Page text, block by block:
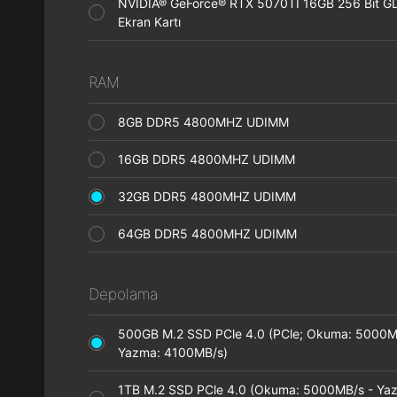
NVIDIA® GeForce® RTX 5070TI 16GB 256 Bit
Ekran Kartı
RAM
8GB DDR5 4800MHZ UDIMM
16GB DDR5 4800MHZ UDIMM
32GB DDR5 4800MHZ UDIMM
64GB DDR5 4800MHZ UDIMM
Depolama
500GB M.2 SSD PCle 4.0 (PCle; Okuma:
Yazma: 4100MB/s)
1TB M.2 SSD PCle 4.0 (Okuma: 5000MB/s -